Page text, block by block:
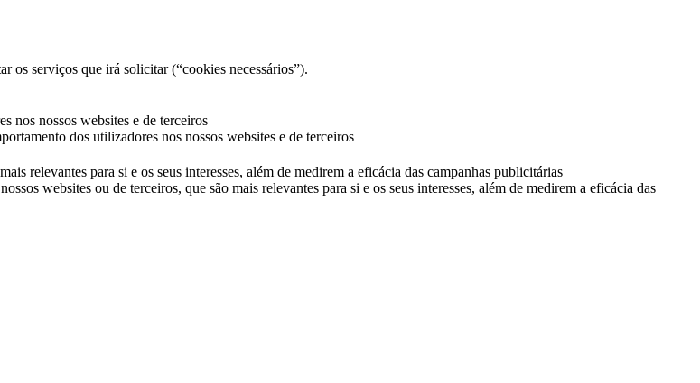
os serviços que irá solicitar (“cookies necessários”).
nos nossos websites e de terceiros
dos utilizadores nos nossos websites e de terceiros
relevantes para si e os seus interesses, além de medirem a eficácia das campanhas publicitárias
websites ou de terceiros, que são mais relevantes para si e os seus interesses, além de medirem a eficácia das